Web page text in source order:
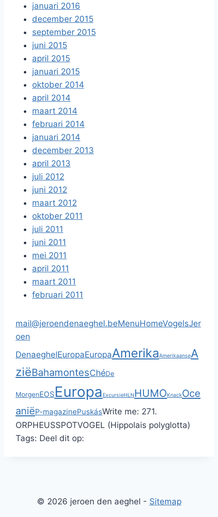
januari 2016
december 2015
september 2015
juni 2015
april 2015
januari 2015
oktober 2014
april 2014
maart 2014
februari 2014
januari 2014
december 2013
april 2013
juli 2012
juni 2012
maart 2012
oktober 2011
juli 2011
juni 2011
mei 2011
april 2011
maart 2011
februari 2011
mail@jeroendenaeghel.beMenuHomeVogelsJer
oen
DenaeghelEuropaEuropaAmerikaAmerikaanseA
ziëBahamontesChéDe
MorgenEOSEuropa ExcursieHLNHUMOKnackOce
aniëP-magazinePuskásWrite me: 271.
ORPHEUSSPOTVOGEL (Hippolais polyglotta)
Tags: Deel dit op:
© 2026 jeroen den aeghel - Sitemap